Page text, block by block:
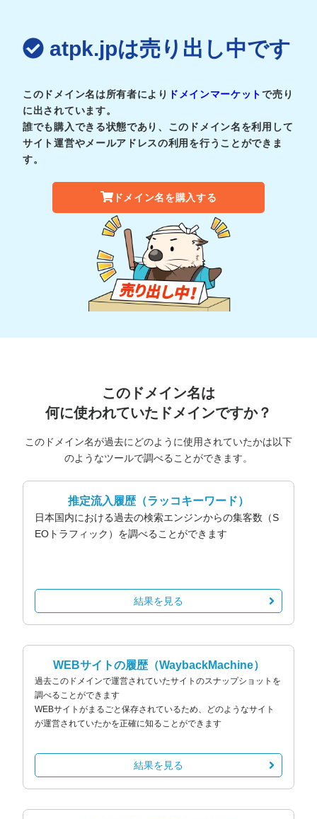
atpk.jpは売り出し中です
このドメイン名は所有者により ドメインマーケットで売り
に出されています。
誰でも購入できる状態であり、このドメイン名を利用して
サイト運営やメールアドレスの利用を行うことができま
す。
ドメイン名を購入する
このドメイン名は
何に使われていたドメインですか？
このドメイン名が過去にどのように使用されていたかは以下
のようなツールで調べることができます。
推定流入履歴（ラッコキーワード）
日本国内における過去の検索エンジンからの集客数（S
EOトラフィック）を調べることができます
結果を見る
WEBサイトの履歴（WaybackMachine）
過去このドメインで運営されていたサイトのスナップショットを
調べることができます
WEBサイトがまるごと保存されているため、どのようなサイト
が運営されていたかを正確に知ることができます
結果を見る